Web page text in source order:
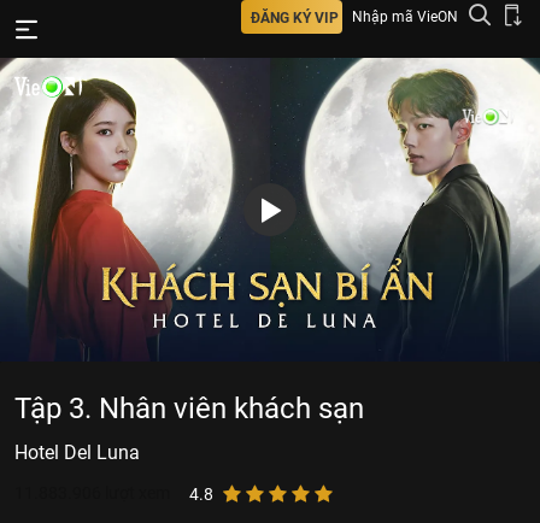
ĐĂNG KÝ VIP Nhập mã VieON
Tập 3. Nhân viên khách sạn
Hotel Del Luna
4.8